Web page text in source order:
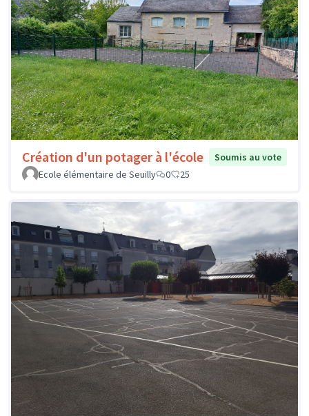
Création d'un potager à l'école
Soumis au vote
Ecole élémentaire de Seuilly
0 25